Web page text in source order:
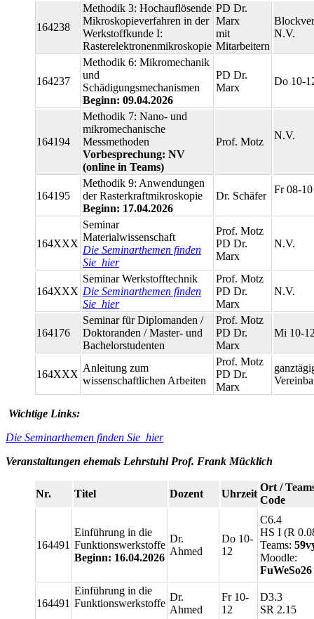
164238
Methodik 3: Hochauflösende
Mikroskopieverfahren in der
Werkstoffkunde I:
Rasterelektronenmikroskopie
PD Dr.
Marx
mit
Mitarbeitern
N.V.
164237
Methodik 6: Mikromechanik
und
Schädigungsmechanismen
Beginn: 09.04.2026
PD Dr.
Marx
Do 10-
164194
Methodik 7: Nano- und
mikromechanische
Messmethoden
Vorbesprechung: NV
(online in Teams)
Prof. Motz
N.V.
164195
Methodik 9: Anwendungen
der Rasterkraftmikroskopie
Beginn: 17.04.2026
Dr. Schäfer
Fr 08-10
164XXX
Seminar
Materialwissenschaft
Die Seminarthemen finden
Sie hier
Prof. Motz
PD Dr.
Marx
N.V.
164XXX
Seminar Werkstofftechnik
Die Seminarthemen finden
Sie hier
Prof. Motz
PD Dr.
Marx
N.V.
164176
Seminar für Diplomanden /
Doktoranden / Master- und
Bachelorstudenten
Prof. Motz
PD Dr.
Marx
Mi 10-
164XXX
Anleitung zum
wissenschaftlichen Arbeiten
Prof. Motz
PD Dr.
Marx
Wichtige Links:
Die Seminarthemen finden Sie hier
Veranstaltungen ehemals Lehrstuhl Prof. Frank Mücklich
Nr. Titel Dozent Uhrzeit
Ort /
Code
164491
Einführung in die
Funktionswerkstoffe
Beginn: 16.04.2026
Dr.
Ahmed
Do 10-
12
C6.4
HS I (R
Teams:
Moodle:
FuWeSo26
164491
Einführung in die
Funktionswerkstoffe
Dr.
Ahmed
Fr 10-
12
D3.3
SR 2.15